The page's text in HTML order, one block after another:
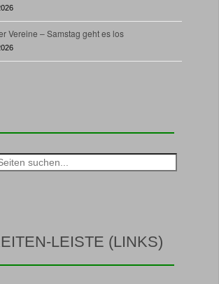
Vereine – Samstag geht es los
LEISTE (LINKS)